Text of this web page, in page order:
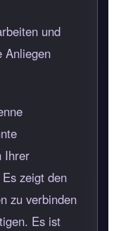
und
Anliegen
Ihrer
zeigt den
zu verbinden
Es ist